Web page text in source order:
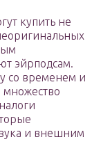
купить не
эйрподсам.
со временем и
множество
и внешним